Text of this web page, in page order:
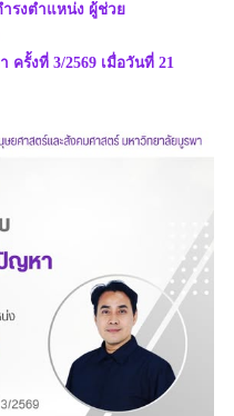
รงตำแหน่ง ผู้ช่วย
รั้งที่ 3/2569 เมื่อวันที่ 21